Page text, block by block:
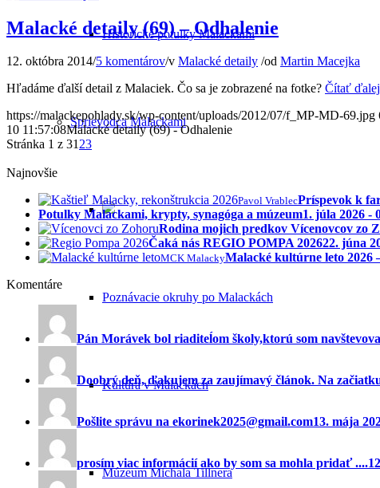
Historické potulky Malackami
Sprievodca Malackami
Poznávacie okruhy po Malackách
Kultúra v Malackách
Múzeum Michala Tillnera
Malacké detaily (69) – Odhalenie
12. októbra 2014/5 komentárov/v Malacké detaily /od Martin Macejka
Hľadáme ďalší detail z Malaciek. Čo sa je zobrazené na fotke? Čítať ďalej
https://malackepohlady.sk/wp-content/uploads/2012/07/f_MP-MD-69.jpg
10 11:57:08Malacké detaily (69) - Odhalenie
Stránka 1 z 3123
Najnovšie
Pavol VrablecPríspevok k
Potulky Malackami, krypty, synagóga a múzeum1. júla 2026 -
Rodina mojich predkov Vícenovcov zo
Čaká nás REGIO POMPA 202622. júna
MCK MalackyMalacké kultúrne leto 2026
Komentáre
Pán Morávek bol riaditeĺom školy,ktorú som
Doobrý deň, ďakujem za zaujímavý článok. Na
Pošlite správu na ekorinek2025@gmail.com13. mája
prosím viac informácií ako by som sa mohla pridať ....